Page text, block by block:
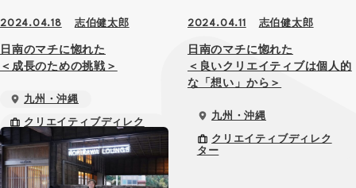
2024.04.18 志伯健太郎
日南のマチに惚れた
＜成長のための挑戦＞
九州・沖縄
クリエイティブディレク
2024.04.11 志伯健太郎
日南のマチに惚れた
＜良いクリエイティブは個人的
な「想い」から＞
九州・沖縄
クリエイティブディレク
ター